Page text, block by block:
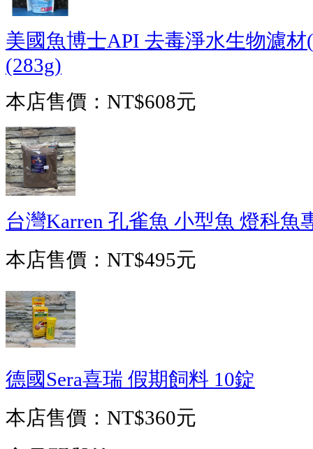
美國魚博士API 去毒淨水生物濾材
(283g)
本店售價： NT$608元
台灣Karren 孔雀魚 小型魚 燈科魚
本店售價： NT$495元
德國Sera喜瑞 假期飼料 10錠
本店售價： NT$360元